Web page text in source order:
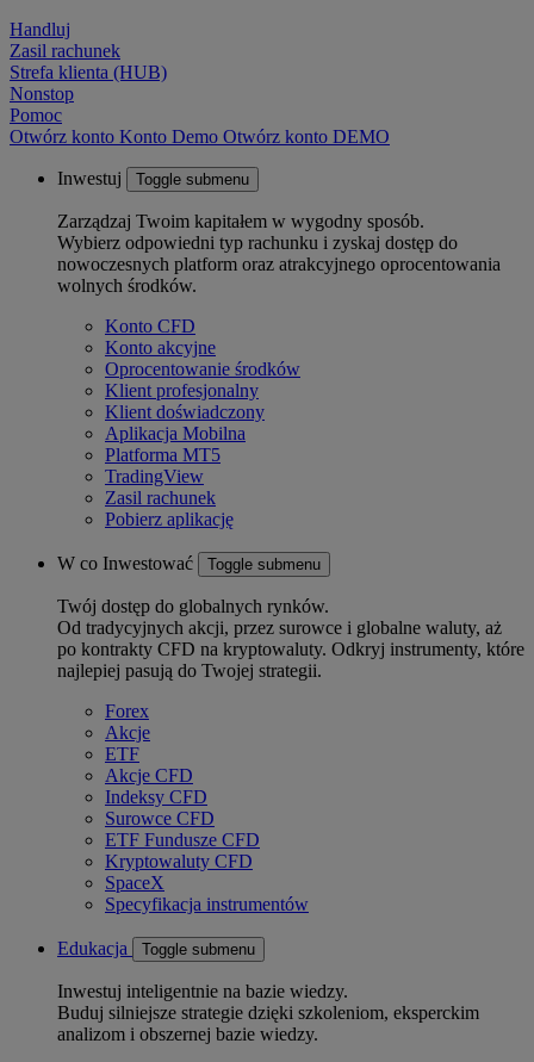
Handluj
Zasil rachunek
Strefa klienta (HUB)
Nonstop
Pomoc
Otwórz konto Konto Demo Otwórz konto DEMO
Inwestuj Toggle submenu
Zarządzaj Twoim kapitałem w wygodny sposób.
Wybierz odpowiedni typ rachunku i zyskaj dostęp do
nowoczesnych platform oraz atrakcyjnego oprocentowania
wolnych środków.
Konto CFD
Konto akcyjne
Oprocentowanie środków
Klient profesjonalny
Klient doświadczony
Aplikacja Mobilna
Platforma MT5
TradingView
Zasil rachunek
Pobierz aplikację
W co Inwestować Toggle submenu
Twój dostęp do globalnych rynków.
Od tradycyjnych akcji, przez surowce i globalne waluty, aż
po kontrakty CFD na kryptowaluty. Odkryj instrumenty, które
najlepiej pasują do Twojej strategii.
Forex
Akcje
ETF
Akcje CFD
Indeksy CFD
Surowce CFD
ETF Fundusze CFD
Kryptowaluty CFD
SpaceX
Specyfikacja instrumentów
Edukacja Toggle submenu
Inwestuj inteligentnie na bazie wiedzy.
Buduj silniejsze strategie dzięki szkoleniom, eksperckim
analizom i obszernej bazie wiedzy.